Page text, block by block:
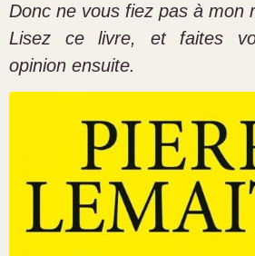
Donc ne vous fiez pas à mon
Lisez ce livre, et faites
opinion ensuite.